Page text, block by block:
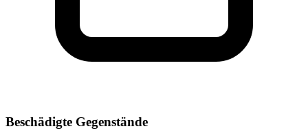
Beschädigte Gegenstände